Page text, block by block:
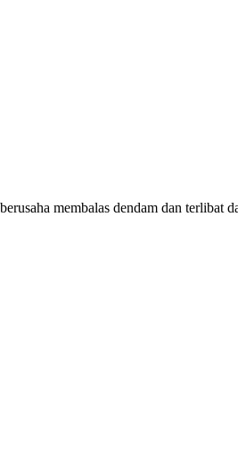
membalas dendam dan terlibat